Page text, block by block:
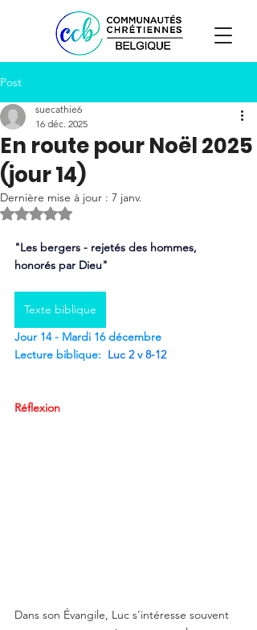
Post
En route pour Noël 2025
(jour 14)
suecathie6
16 déc. 2025
Dernière mise à jour : 7 janv.
Noté NaN étoiles sur 5.
"Les bergers - rejetés des hommes,
honorés par Dieu"
Texte biblique
Jour 14 - Mardi 16 décembre
Lecture biblique: Luc 2 v 8-12
Réflexion
Dans son Évangile, Luc s'intéresse souvent